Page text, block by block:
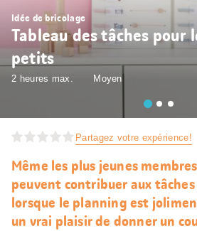
Partagez votre expérience!
Idée de bricolage
Tableau des tâches pour
petits
2 heures max.
Moyen
Même les plus jeunes
peuvent contribuer aux
lorsque le planning est
un vrai plaisir de donner un